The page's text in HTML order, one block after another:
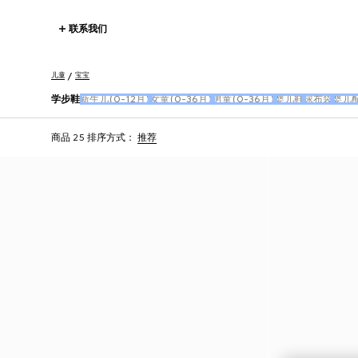
联系我们
儿童 宝宝
学步鞋 新生儿(0-12月) 女童(0-36月) 男童(0-36月) 婴儿鞋 尿布袋 婴儿
商品 25 排序方式： 推荐